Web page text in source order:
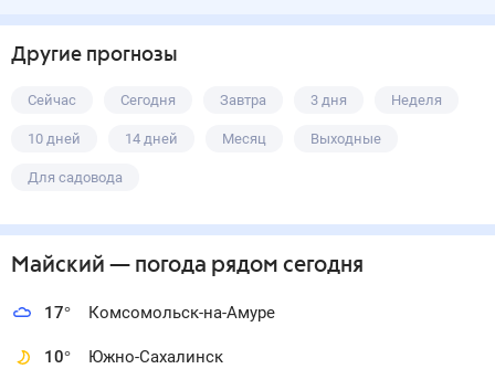
Другие прогнозы
Сейчас Сегодня Завтра 3 дня Неделя
10 дней 14 дней Месяц Выходные
Для садовода
Майский — погода рядом сегодня
17° Комсомольск-на-Амуре
10° Южно-Сахалинск